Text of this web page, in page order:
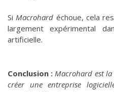
Si Macrohard échoue, cela
largement expérimental
artificielle.
Conclusion : Macrohard est la
créer une entreprise